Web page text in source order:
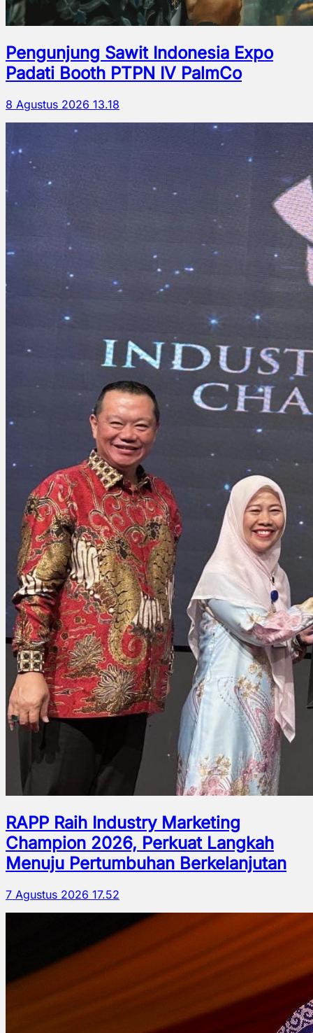
Pengunjung Sawit Indonesia Expo
Padati Booth PTPN IV PalmCo
8 Agustus 2026 13.18
RAPP Raih Industry Marketing
Champion 2026, Perkuat Langkah
Menuju Pertumbuhan Berkelanjutan
7 Agustus 2026 17.52